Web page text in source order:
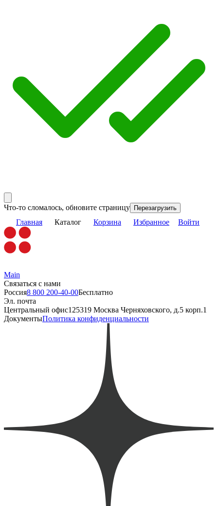
Что-то сломалось, обновите страницу Перезагрузить
Главная Каталог Корзина Избранное Войти
Main
Связаться с нами
Россия8 800 200-40-00Бесплатно
Эл. почта
Центральный офис125319 Москва Черняховского, д.5 корп.1
ДокументыПолитика конфиденциальности